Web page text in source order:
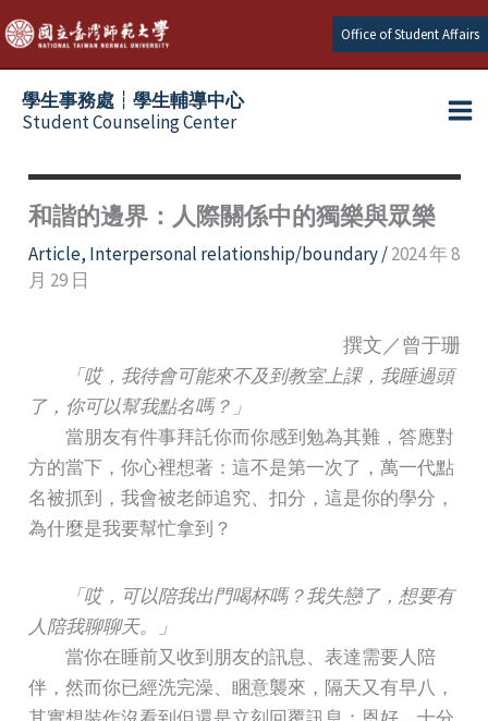
Skip
to
content
Office of Student Affairs
學生事務處┆學生輔導中心
Student Counseling Center
和諧的邊界：人際關係中的獨樂與眾樂
Article, Interpersonal relationship/boundary/2024 年 8
月 29 日
撰文／曾于珊
「哎，我待會可能來不及到教室上課，我睡過頭
了，你可以幫我點名嗎？」
當朋友有件事拜託你而你感到勉為其難，答應對
方的當下，你心裡想著：這不是第一次了，萬一代點
名被抓到，我會被老師追究、扣分，這是你的學分，
為什麼是我要幫忙拿到？
「哎，可以陪我出門喝杯嗎？我失戀了，想要有
人陪我聊聊天。」
當你在睡前又收到朋友的訊息、表達需要人陪
伴，然而你已經洗完澡、睏意襲來，隔天又有早八，